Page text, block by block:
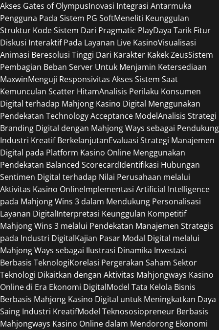
Akses Gates of OlympusInovasi Integrasi Antarmuka
Pengguna Pada Sistem PG SoftMeneliti Keunggulan
Struktur Kode Sistem Dari Pragmatic PlayDaya Tarik Fitur
Diskusi Interaktif Pada Layanan Live KasinoVisualisasi
Animasi Beresolusi Tinggi Dari Karakter Kakek ZeusSistem
Pembagian Beban Server Untuk Menjamin Ketersediaan
MaxwinMenguji Responsivitas Akses Sistem Saat
Kemunculan Scatter HitamAnalisis Perilaku Konsumen
Digital terhadap Mahjong Kasino Digital Menggunakan
Pendekatan Technology Acceptance ModelAnalisis Strategi
Branding Digital dengan Mahjong Ways sebagai Pendukung
Industri Kreatif BerkelanjutanEvaluasi Strategi Manajemen
Digital pada Platform Kasino Online Menggunakan
Pendekatan Balanced ScorecardIdentifikasi Hubungan
Sentimen Digital terhadap Nilai Perusahaan melalui
Aktivitas Kasino OnlineImplementasi Artificial Intelligence
pada Mahjong Wins 3 dalam Mendukung Personalisasi
Layanan DigitalInterpretasi Keunggulan Kompetitif
Mahjong Wins 3 melalui Pendekatan Manajemen Strategis
pada Industri DigitalKajian Pasar Modal Digital melalui
Mahjong Ways sebagai Ilustrasi Dinamika Investasi
Berbasis TeknologiKorelasi Pergerakan Saham Sektor
Teknologi Dikaitkan dengan Aktivitas Mahjongways Kasino
Online di Era Ekonomi DigitalModel Tata Kelola Bisnis
Berbasis Mahjong Kasino Digital untuk Meningkatkan Daya
Saing Industri KreatifModel Teknososiopreneur Berbasis
Mahjongways Kasino Online dalam Mendorong Ekonomi